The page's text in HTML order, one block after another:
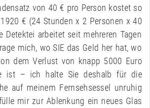
von 40 € pro Person kostet so
€ (24 Stunden x 2 Personen x 40
Detektei arbeitet seit mehreren Tagen
mich, wo SIE das Geld her hat, wo
dem Verlust von knapp 5000 Euro
ist – ich halte Sie deshalb für die
auf meinem Fernsehsessel unruhig
mir zur Ablenkung ein neues Glas